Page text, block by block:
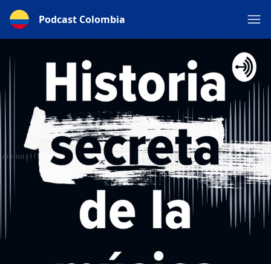
Podcast Colombia